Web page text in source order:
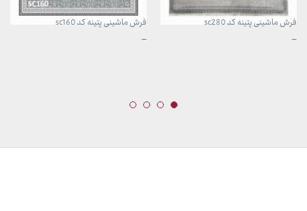
فرش ماشینی پتینه کد sc280
–محدوده
فرش ماشینی پتینه کد sc160
–محدوده